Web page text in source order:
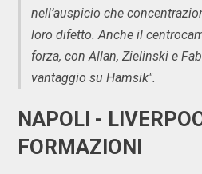
nell’auspicio che
loro difetto. Anche il
forza, con Allan, Zielinski e
vantaggio su Hamsik".
NAPOLI -
FORMAZIONI